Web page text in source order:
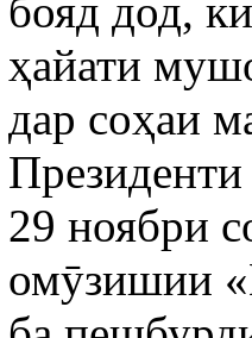
бояд дод,
ҳайати
дар соҳаи
29 ноябри
омӯзишии